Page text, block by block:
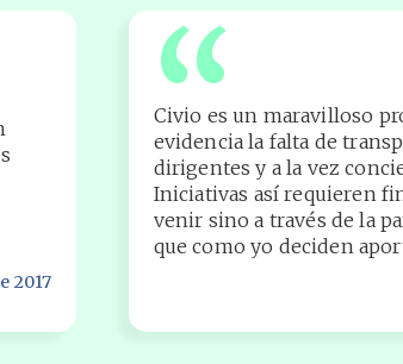
2017
“
Civio es un maravilloso
evidencia la falta de
dirigentes y a la vez
Iniciativas así requieren
venir sino a través de la
que como yo deciden